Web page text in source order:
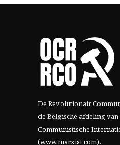
De Revolutionair
de Belgische afdeling van
Communistische
(www.marxist.com).